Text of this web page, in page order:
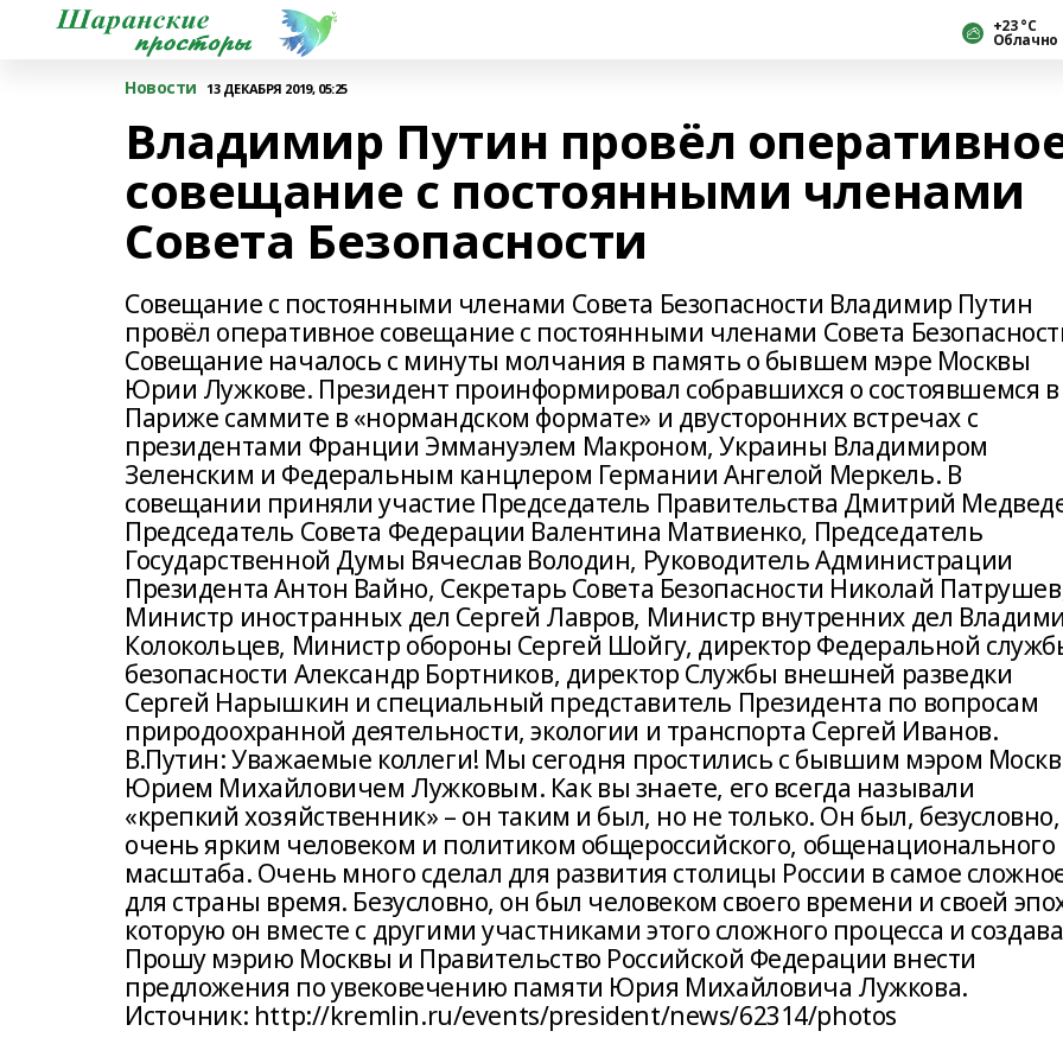
+23 °С
Облачно
Новости 13 ДЕКАБРЯ 2019, 05:25
Владимир Путин провёл
совещание с постоянными членами
Совета Безопасности
Совещание с постоянными членами Совета Безопасности Владимир Путин
провёл оперативное совещание с постоянными членами Совета
Совещание началось с минуты молчания в память о бывшем мэре Москвы
Юрии Лужкове. Президент проинформировал собравшихся о состоявшемся в
Париже саммите в «нормандском формате» и двусторонних встречах с
президентами Франции Эммануэлем Макроном, Украины Владимиром
Зеленским и Федеральным канцлером Германии Ангелой Меркель. В
совещании приняли участие Председатель Правительства Дмитрий
Председатель Совета Федерации Валентина Матвиенко, Председатель
Государственной Думы Вячеслав Володин, Руководитель Администрации
Президента Антон Вайно, Секретарь Совета Безопасности Николай
Министр иностранных дел Сергей Лавров, Министр внутренних дел
Колокольцев, Министр обороны Сергей Шойгу, директор Федеральной
безопасности Александр Бортников, директор Службы внешней разведки
Сергей Нарышкин и специальный представитель Президента по вопросам
природоохранной деятельности, экологии и транспорта Сергей Иванов.
В.Путин: Уважаемые коллеги! Мы сегодня простились с бывшим мэром
Юрием Михайловичем Лужковым. Как вы знаете, его всегда называли
«крепкий хозяйственник» – он таким и был, но не только. Он был, безусловно,
очень ярким человеком и политиком общероссийского, общенационального
масштаба. Очень много сделал для развития столицы России в самое
для страны время. Безусловно, он был человеком своего времени и своей
которую он вместе с другими участниками этого сложного процесса и
Прошу мэрию Москвы и Правительство Российской Федерации внести
предложения по увековечению памяти Юрия Михайловича Лужкова.
Источник: http://kremlin.ru/events/president/news/62314/photos